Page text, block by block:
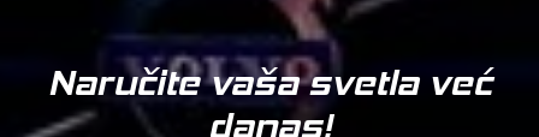
Naručite vaša svetla već
danas!